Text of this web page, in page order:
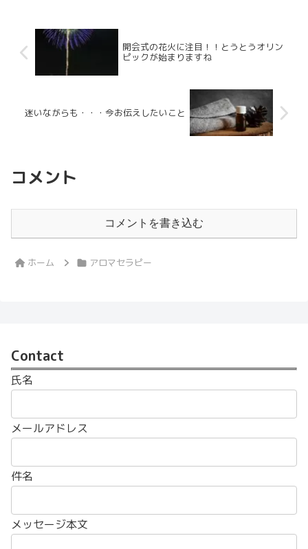
開会式の花火に注目！！とうとうオリン
ピックが始まりますね
迷いながらも・・・今お伝えしたいこと
コメント
コメントを書き込む
ホーム アロマセラピー
Contact
氏名
メールアドレス
件名
メッセージ本文